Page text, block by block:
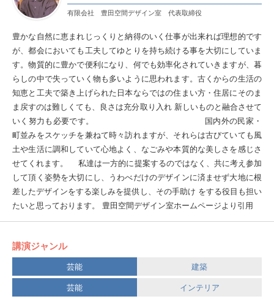
有限会社 豊田空間デザイン室 代表取締役
豊かな自然に恵まれじっくりと納得のいく仕事が出来れば理想的です
が、都会においても工夫してゆとりを持ち続ける事を大切にしていま
す。物質的に豊かで便利になり、何でも効率化されていきますが、暮
らしの中で失っていく物も多いように思われます。古くからの生活の
知恵と工夫で築き上げられた日本ならではの住まい方・住居にそのま
ま戻すのは難しくても、良さは充分取り入れ 新しいものと融合させて
いく努力も必要です。 国内外の民家・
町並みをスケッチを兼ねて時々訪れますが、それらは古びていても風
土や生活に調和していて心地よく、なごみや本質的な美しさを感じさ
せてくれます。 私達は一方的に提案するのではなく、共に考え参加
して頂く姿勢を大切にし、うわべだけのデザインに済ませず大地に根
差したデザインをする楽しみを提供し、その手助け をする役目も担い
たいと思っております。 豊田空間デザイン室ホームページより引用
講演ジャンル
芸能
建築
芸能
インテリア